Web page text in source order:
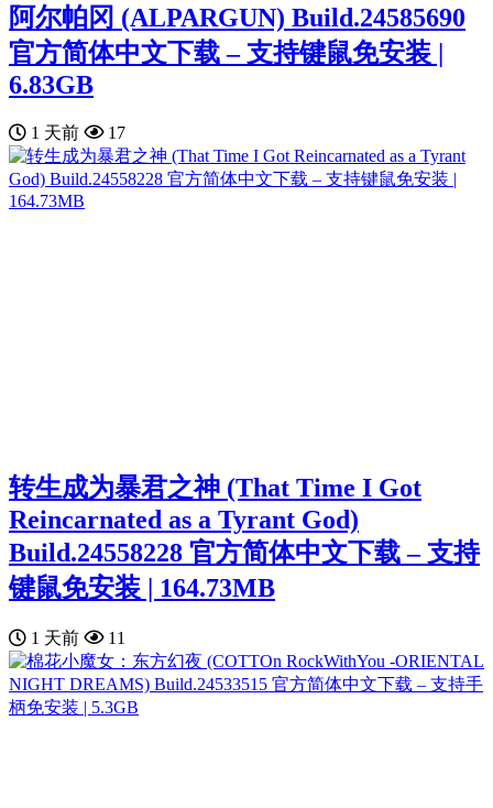
阿尔帕冈 (ALPARGUN) Build.24585690
官方简体中文下载 – 支持键鼠免安装 |
6.83GB
1 天前 17
转生成为暴君之神 (That Time I Got
Reincarnated as a Tyrant God)
Build.24558228 官方简体中文下载 – 支持
键鼠免安装 | 164.73MB
1 天前 11